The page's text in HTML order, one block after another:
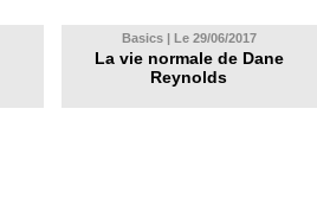
Basics | Le 29/06/2017
La vie normale de Dane
Reynolds